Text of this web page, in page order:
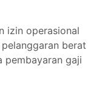
izin operasional
berat
pembayaran gaji